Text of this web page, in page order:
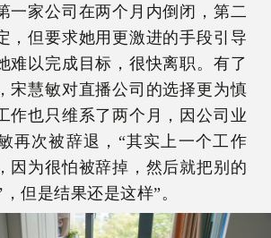
一家公司在两个月内倒闭，第二
，但要求她用更激进的手段引导
难以完成目标，很快离职。有了
宋慧敏对直播公司的选择更为慎
作也只维系了两个月，因公司业
再次被辞退，“其实上一个工作
因为很怕被辞掉，然后就把别的
但是结果还是这样”。